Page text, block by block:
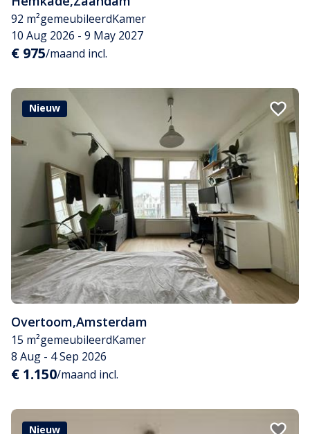
92 m²gemeubileerdKamer
10 Aug 2026 - 9 May 2027
€ 975/maand incl.
Nieuw
Overtoom,Amsterdam
15 m²gemeubileerdKamer
8 Aug - 4 Sep 2026
€ 1.150/maand incl.
Nieuw